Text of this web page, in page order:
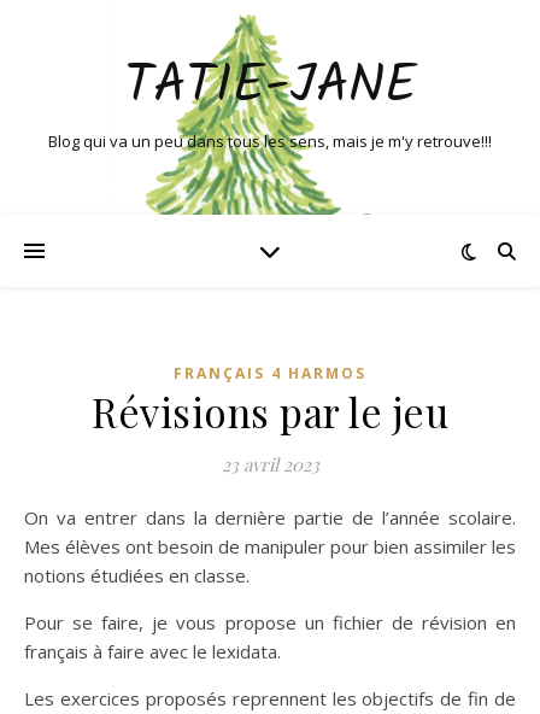
TATIE-JANE
Blog qui va un peu dans tous les sens, mais je m'y retrouve!!!
FRANÇAIS 4 HARMOS
Révisions par le jeu
23 avril 2023
On va entrer dans la dernière partie de l’année scolaire.
Mes élèves ont besoin de manipuler pour bien assimiler les
notions étudiées en classe.
Pour se faire, je vous propose un fichier de révision en
français à faire avec le lexidata.
Les exercices proposés reprennent les objectifs de fin de